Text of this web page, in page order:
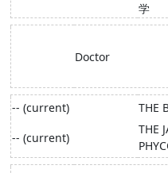
学
Doctor
-- (current)
THE
-- (current)
THE